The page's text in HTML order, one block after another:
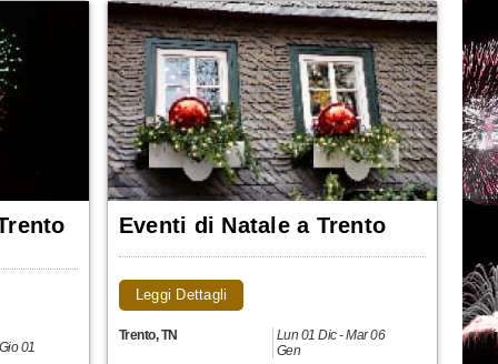
01
Eventi di Natale a Trento
Leggi Dettagli
Trento,TN
Lun 01 Dic - Mar 06
Gen